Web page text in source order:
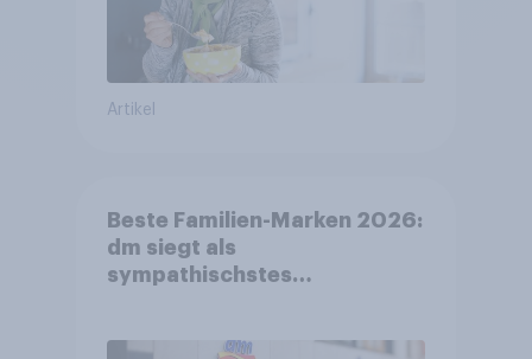
Artikel
Beste Familien-Marken 2026:
dm siegt als
sympathischstes